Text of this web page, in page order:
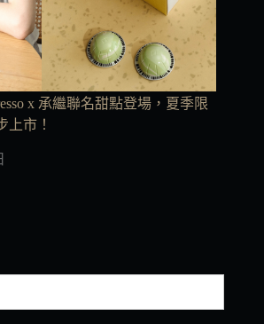
x 承繼聯名甜點登場，夏季限
上市！